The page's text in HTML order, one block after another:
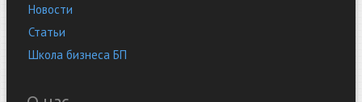
Новости
Статьи
Школа бизнеса БП